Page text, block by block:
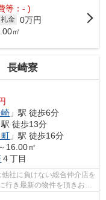
等：- )
礼金 0万円
㎡
長崎寮
」駅 徒歩6分
駅 徒歩13分
」駅 徒歩16分
16.00㎡
４丁目
社に負けない総合仲介店を
き最新の物件を頂きお客